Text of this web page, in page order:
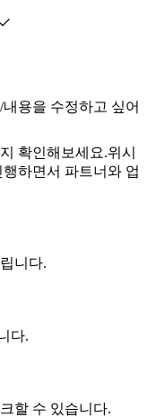
용을 수정하고 싶어
확인해보세요.위시
하면서 파트너와 업
니다.
다.
할 수 있습니다.